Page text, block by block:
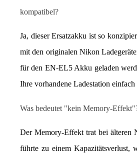
kompatibel?
Ja, dieser Ersatzakku ist so
mit den originalen Nikon
für den EN-EL5 Akku geladen
Ihre vorhandene Ladestation
Was bedeutet "kein Memory-
Der Memory-Effekt trat bei älteren
führte zu einem Kapazitätsverlust,